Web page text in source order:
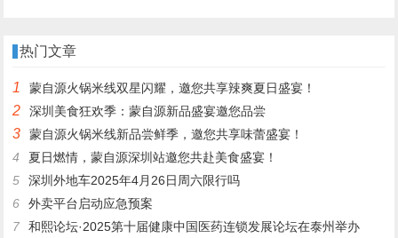
我这是冰冻鸡，别来了；儿子：
热门文章
1 蒙自源火锅米线双星闪耀，邀您共享辣爽夏日盛宴！
2 深圳美食狂欢季：蒙自源新品盛宴邀您品尝
3
蒙自源火锅米线新品尝鲜季，邀您共享味蕾盛宴！
4
夏日燃情，蒙自源深圳站邀您共赴美食盛宴！
5
深圳外地车2025年4月26日周六限行吗
6
外卖平台启动应急预案
7
和熙论坛·2025第十届健康中国医药连锁发展论坛在泰州举办